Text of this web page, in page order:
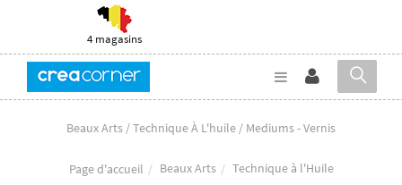
4 magasins
Beaux Arts / Technique À L'huile / Mediums - Vernis
Page d'accueil Beaux Arts
Technique à l'Huile